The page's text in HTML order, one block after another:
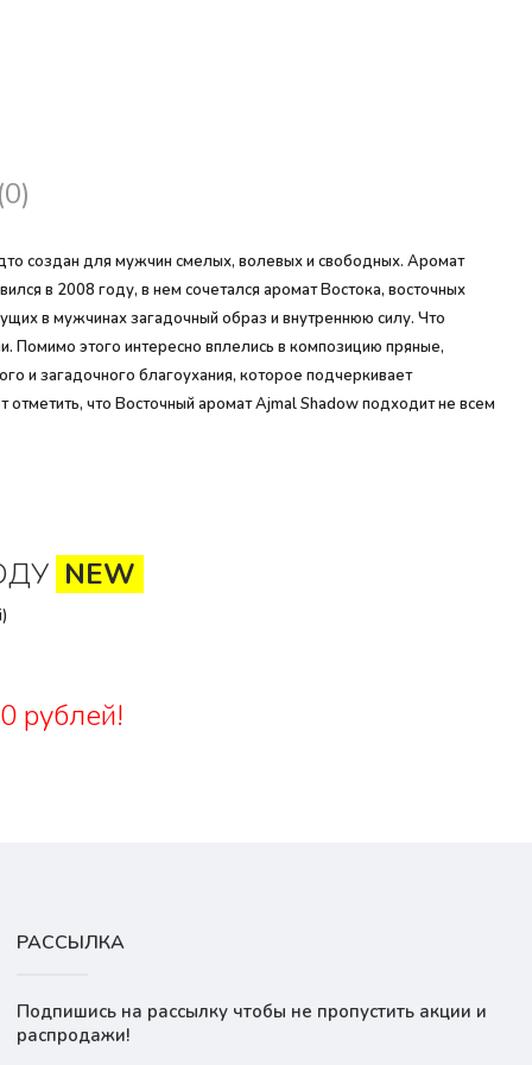
создан для мужчин смелых, волевых и свободных. Аромат
в 2008 году, в нем сочетался аромат Востока, восточных
в мужчинах загадочный образ и внутреннюю силу. Что
Помимо этого интересно вплелись в композицию пряные,
и загадочного благоухания, которое подчеркивает
отметить, что Восточный аромат Ajmal Shadow подходит не всем
NEW
рублей!
РАССЫЛКА
Подпишись на рассылку чтобы не пропустить акции и
распродажи!